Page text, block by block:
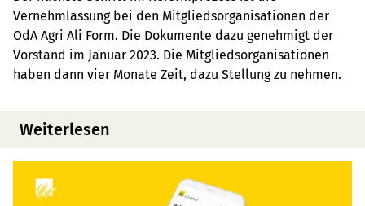
Vernehmlassung bei den Mitgliedsorganisationen der
OdA Agri Ali Form. Die Dokumente dazu genehmigt der
Vorstand im Januar 2023. Die Mitgliedsorganisationen
haben dann vier Monate Zeit, dazu Stellung zu nehmen.
Weiterlesen